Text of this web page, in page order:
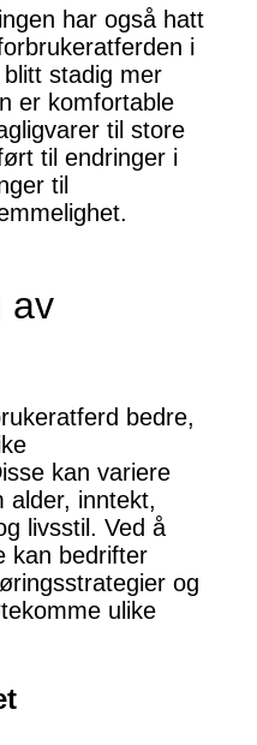
har også hatt
i
stadig mer
er komfortable
til store
til endringer i
til
av
bedre,
kan variere
alder, inntekt,
livsstil. Ved å
kan bedrifter
og
ulike